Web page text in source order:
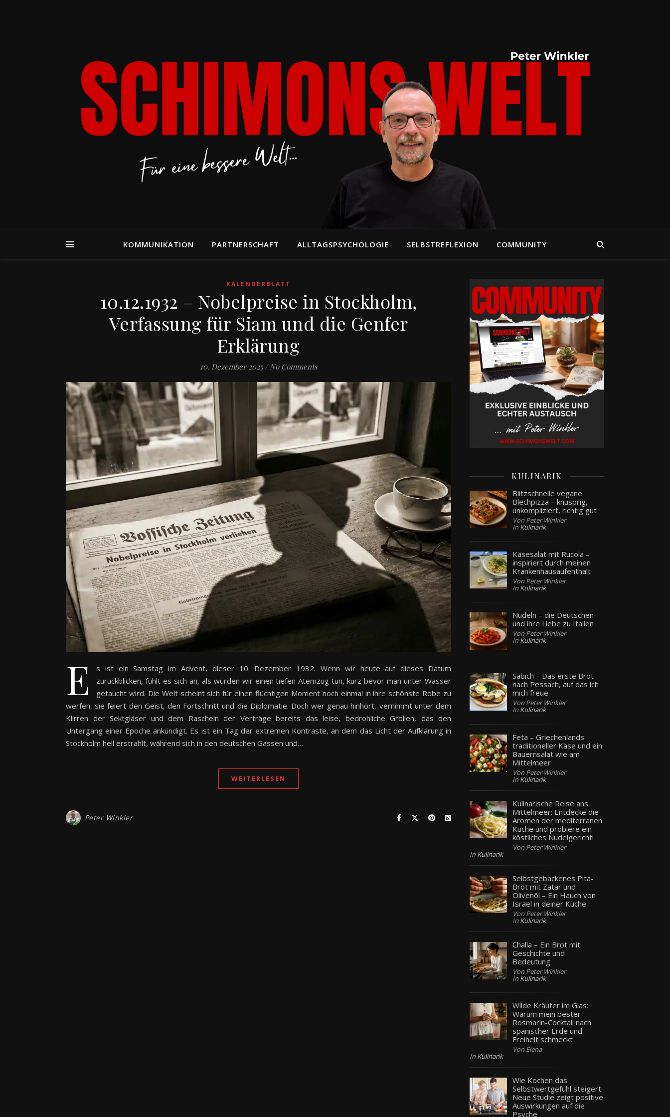
KOMMUNIKATION PARTNERSCHAFT ALLTAGSPSYCHOLOGIE SELBSTREFLEXION COMMUNITY
KALENDERBLATT
10.12.1932 – Nobelpreise in Stockholm,
Verfassung für Siam und die Genfer
Erklärung
10. Dezember 2025 / No Comments
E
s ist ein Samstag im Advent, dieser 10. Dezember 1932. Wenn wir heute auf dieses Datum
zurückblicken, fühlt es sich an, als würden wir einen tiefen Atemzug tun, kurz bevor man unter Wasser
getaucht wird. Die Welt scheint sich für einen flüchtigen Moment noch einmal in ihre schönste Robe zu
werfen, sie feiert den Geist, den Fortschritt und die Diplomatie. Doch wer genau hinhört, vernimmt unter dem
Klirren der Sektgläser und dem Rascheln der Verträge bereits das leise, bedrohliche Grollen, das den
Untergang einer Epoche ankündigt. Es ist ein Tag der extremen Kontraste, an dem das Licht der Aufklärung in
Stockholm hell erstrahlt, während sich in den deutschen Gassen und…
WEITERLESEN
Peter Winkler
KULINARIK
Blitzschnelle vegane
Blechpizza – knusprig,
unkompliziert, richtig gut
Von Peter Winkler
In Kulinarik
Käsesalat mit Rucola –
inspiriert durch meinen
Krankenhausaufenthalt
Von Peter Winkler
In Kulinarik
Nudeln – die Deutschen
und ihre Liebe zu Italien
Von Peter Winkler
In Kulinarik
Sabich – Das erste Brot
nach Pessach, auf das ich
mich freue
Von Peter Winkler
In Kulinarik
Feta – Griechenlands
traditioneller Käse und ein
Bauernsalat wie am
Mittelmeer
Von Peter Winkler
In Kulinarik
Kulinarische Reise ans
Mittelmeer: Entdecke die
Aromen der mediterranen
Küche und probiere ein
köstliches Nudelgericht!
Von Peter Winkler
In Kulinarik
Selbstgebackenes Pita-
Brot mit Zatar und
Olivenöl – Ein Hauch von
Israel in deiner Küche
Von Peter Winkler
In Kulinarik
Challa – Ein Brot mit
Geschichte und
Bedeutung
Von Peter Winkler
In Kulinarik
Wilde Kräuter im Glas:
Warum mein bester
Rosmarin-Cocktail nach
spanischer Erde und
Freiheit schmeckt
Von Elena
In Kulinarik
Wie Kochen das
Selbstwertgefühl steigert:
Neue Studie zeigt positive
Auswirkungen auf die
Psyche